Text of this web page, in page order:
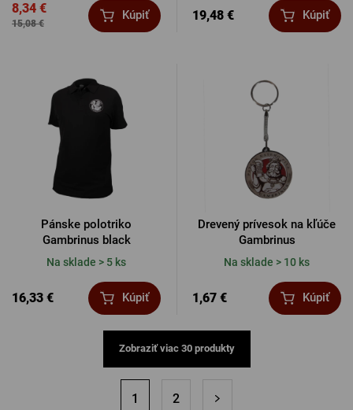
15,08 €
8,34 € Kúpiť 19,48 € Kúpiť
Pánske polotriko
Gambrinus black
Na sklade > 5 ks
16,33 € Kúpiť
Drevený prívesok na kľúče
Gambrinus
Na sklade > 10 ks
1,67 € Kúpiť
Zobraziť viac 30 produkty
1 2